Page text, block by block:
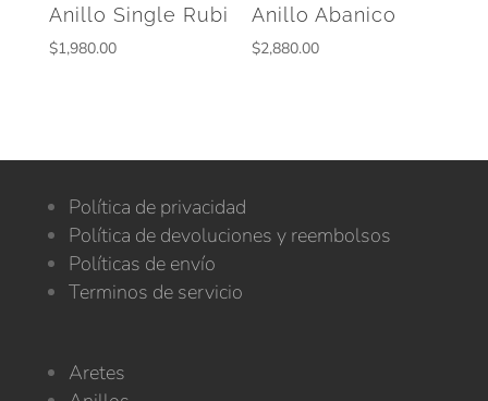
Anillo Single Rubi
$1,980.00
Anillo Abanico
$2,880.00
Política de privacidad
Política de devoluciones y reembolsos
Políticas de envío
Terminos de servicio
Aretes